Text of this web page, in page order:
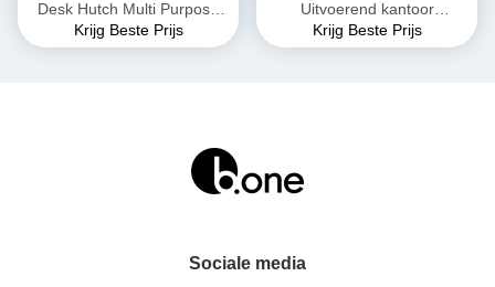
Desk Hutch Multi Purpose
Shelving opslagkas voor
Krijg Beste Prijs
Uitvoerend kantoor
Afvalkasten, Dossieropslag
Krijg Beste Prijs
Sociale media